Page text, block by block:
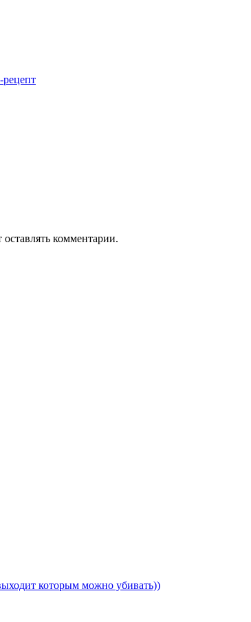
комментарии.
которым можно убивать))